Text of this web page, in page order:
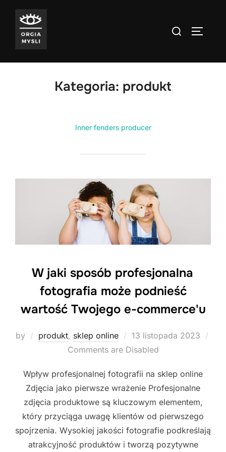
content
Search
Kategoria: produkt
Inner fenders producer
W jaki sposób profesjonalna
fotografia może podnieść
wartość Twojego e-commerce'u
by produkt, sklep online
Posted
on
13 listopada 2023
Comments are Disabled
Wpływ profesjonalnej fotografii na sklep online
Zdjęcia jako pierwsze wrażenie Profesjonalne
zdjęcia produktowe są kluczowym elementem,
który przyciąga uwagę klientów od pierwszego
spojrzenia. Wysokiej jakości fotografie podkreślają
atrakcyjność produktów i tworzą pozytywne